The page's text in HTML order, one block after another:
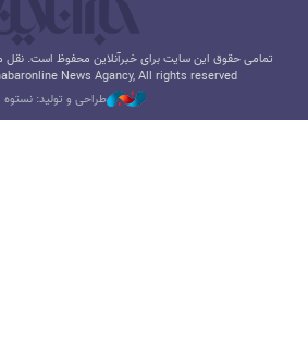
تمامی حقوق این سایت برای خبرآنلاین محفوظ است. نقل
News Agancy, All rights reserved
طراحی و تولید: نستوه